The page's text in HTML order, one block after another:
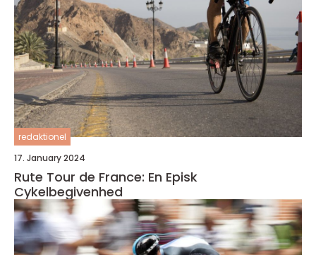
redaktionel
17. January 2024
Rute Tour de France: En Episk
Cykelbegivenhed